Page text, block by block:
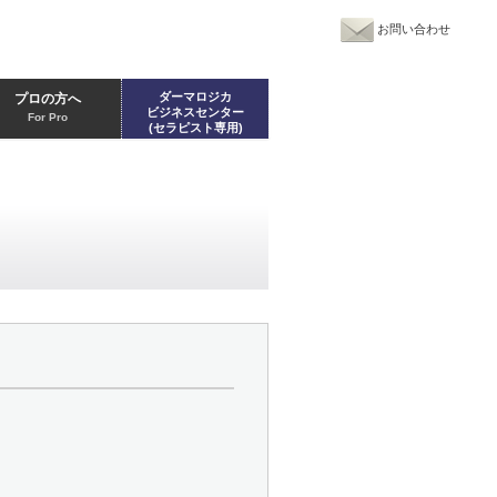
お問い合わせ
プロの方へ
For Pro
ダーマロジカ
ビジネスセンター
(セラピスト専用)